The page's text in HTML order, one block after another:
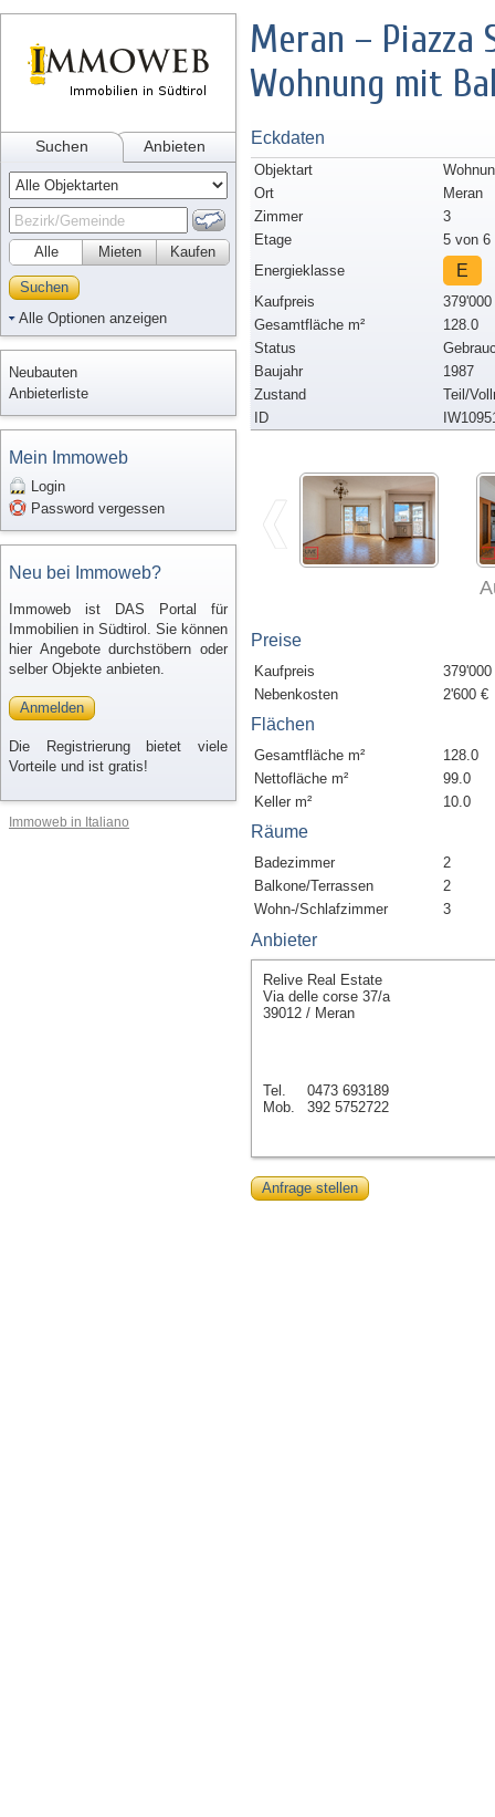
Suchen Anbieten
Alle Kaufen
Mieten
Suchen
Alle Optionen anzeigen
Neubauten
Anbieterliste
Mein Immoweb
Login
Password vergessen
Neu bei Immoweb?
Immoweb ist DAS Portal für
Immobilien in Südtirol. Sie können
hier Angebote durchstöbern oder
selber Objekte anbieten.
Anmelden
Die Registrierung bietet viele
Vorteile und ist gratis!
Immoweb in Italiano
Meran – Piazza
Wohnung mit
Eckdaten
Objektart
Ort
Meran
Zimmer
3
Etage
5 von 6
Energieklasse
E
Kaufpreis
379'000
Gesamtfläche m²
128.0
Status
Baujahr
1987
Zustand
Teil/
ID
Preise
Kaufpreis
379'000
Nebenkosten
2'600 €
Flächen
Gesamtfläche m²
128.0
Nettofläche m²
99.0
Keller m²
10.0
Räume
Badezimmer
2
Balkone/Terrassen
2
Wohn-/Schlafzimmer
3
Anbieter
Relive Real Estate
Via delle corse 37/a
39012 / Meran
Tel.
0473 693189
Mob.
392 5752722
Anfrage stellen